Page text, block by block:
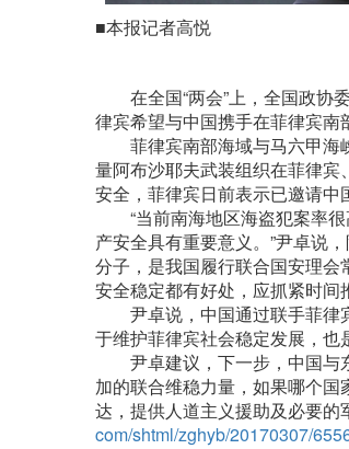
■本报记者高悦
在全国“两会”上，全国政协
律宾希望与中国携手在菲律宾南
菲律宾南部海域与马六甲海
量阿布沙耶夫武装组织在菲律
安全，菲律宾日前表示已邀请中
“当前南海地区海盗犯案率很
产安全具有重要意义。”尹卓说
分子，是我国履行联合国安理
安全稳定都有好处，应抓紧时间
尹卓说，中国通过联手菲律
于维护菲律宾社会稳定发展，也
尹卓建议，下一步，中国与
加的联合维稳力量，如果哪个
达，提供人道主义援助及必要的
com/shtml/zghyb/20170307/